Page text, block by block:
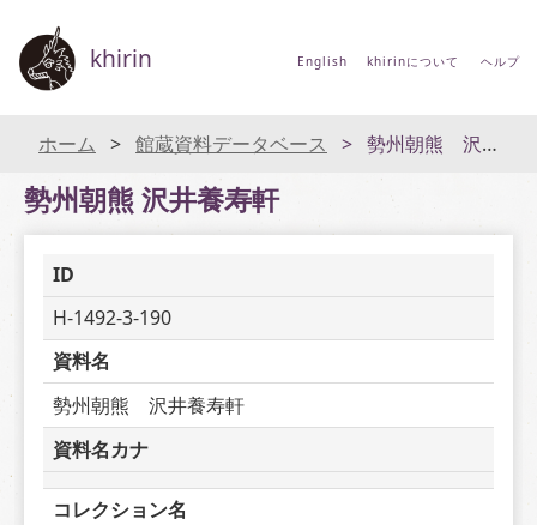
khirin English khirinについて ヘルプ
ホーム 館蔵資料データベース 勢州朝熊 沢井養寿軒
勢州朝熊 沢井養寿軒
ID
H-1492-3-190
資料名
勢州朝熊　沢井養寿軒
資料名カナ
コレクション名